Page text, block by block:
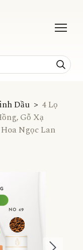
Dầu
4 Lọ
Gỗ Xạ
Ngọc Lan